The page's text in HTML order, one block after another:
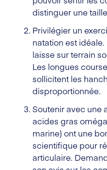
distinguer une
Privilégier un
natation est
laisse sur terrain
Les longues
sollicitent les
disproportionnée.
Soutenir avec une
acides gras
marine) ont une
scientifique pour
articulaire.